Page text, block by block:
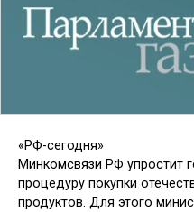
«РФ-сегодня»
Минкомсвязи РФ упростит
процедуру покупки
продуктов. Для этого